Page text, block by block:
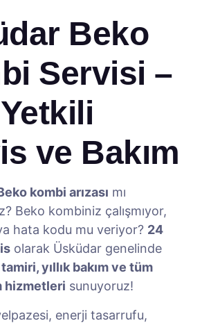
Beko
Servisi –
ve Bakım
kombi arızası mı
Beko kombiniz çalışmıyor,
hata kodu mu veriyor? 24
olarak Üsküdar genelinde
yıllık bakım ve tüm
hizmetleri sunuyoruz!
enerji tasarrufu,